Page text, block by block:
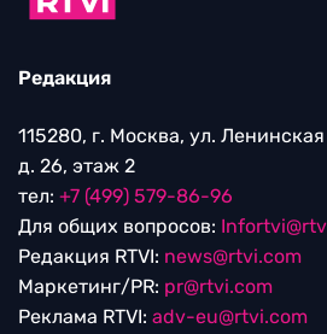
Редакция
115280, г. Москва, ул.
д. 26, этаж 2
тел: +7 (499) 579-86-96
Для общих вопросов:
Редакция RTVI: news@rtvi.com
Маркетинг/PR: pr@rtvi.com
Реклама RTVI: adv-eu@rtvi.com